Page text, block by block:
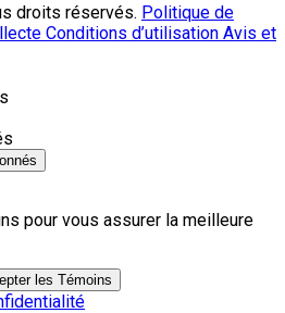
droits réservés. Politique de
Conditions d’utilisation Avis et
pour vous assurer la meilleure
les Témoins